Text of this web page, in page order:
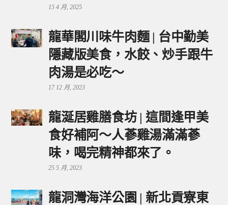
15 4 月, 2025
龍華閣川味牛肉麵 | 台中勤美
隱藏版美食，水餃、炒手跟牛
肉湯是必吃～
17 12 月, 2023
龍涎居雞膳食坊 | 這間逢甲美
食好補阿～人蔘雞湯滿滿蔘
味，喝完精神都來了。
25 5 月, 2023
龍洞灣海洋公園 | 新北貢寮東